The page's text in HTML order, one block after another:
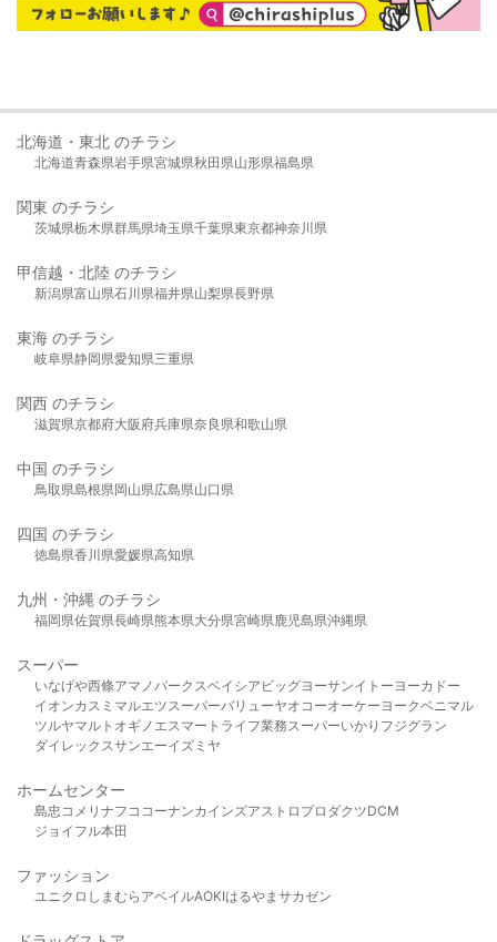
北海道・東北 のチラシ
北海道青森県岩手県宮城県秋田県山形県福島県
関東 のチラシ
茨城県栃木県群馬県埼玉県千葉県東京都神奈川県
甲信越・北陸 のチラシ
新潟県富山県石川県福井県山梨県長野県
東海 のチラシ
岐阜県静岡県愛知県三重県
関西 のチラシ
滋賀県京都府大阪府兵庫県奈良県和歌山県
中国 のチラシ
鳥取県島根県岡山県広島県山口県
四国 のチラシ
徳島県香川県愛媛県高知県
九州・沖縄 のチラシ
福岡県佐賀県長崎県熊本県大分県宮崎県鹿児島県沖縄県
スーパー
いなげや西條アマノパークスベイシア ビッグヨーサンイトーヨーカドー
イオンカスミ マルエツスーパーバリューヤオコーオーケー ヨークベニマル
ツルヤマルト オギノ エスマート ライフ業務スーパーいかり フジグラン
ダイレックスサンエーイズミヤ
ホームセンター
島忠 コメリ ナフコ コーナンカインズアストロプロダクツDCM
ジョイフル本田
ファッション
ユニクロ しまむら アベイルAOKIはるやま サカゼン